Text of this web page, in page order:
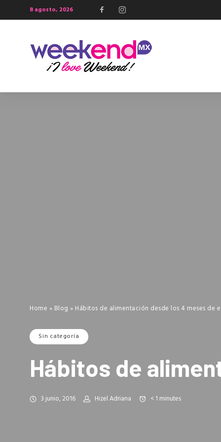
8 agosto, 2026
Home » Blog » Hábitos de alimentación desde los 4 meses de
Sin categoría
Hábitos de
3 junio, 2016 Hizel Adriana < 1 minutes